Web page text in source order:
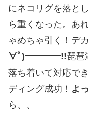
にネコリグを落と
ら重くなった。あ
ゃめちゃ引く！デ
∀ﾟ)━━━━!!琵琶
落ち着いて対応で
ディング成功！ よ
ら、、